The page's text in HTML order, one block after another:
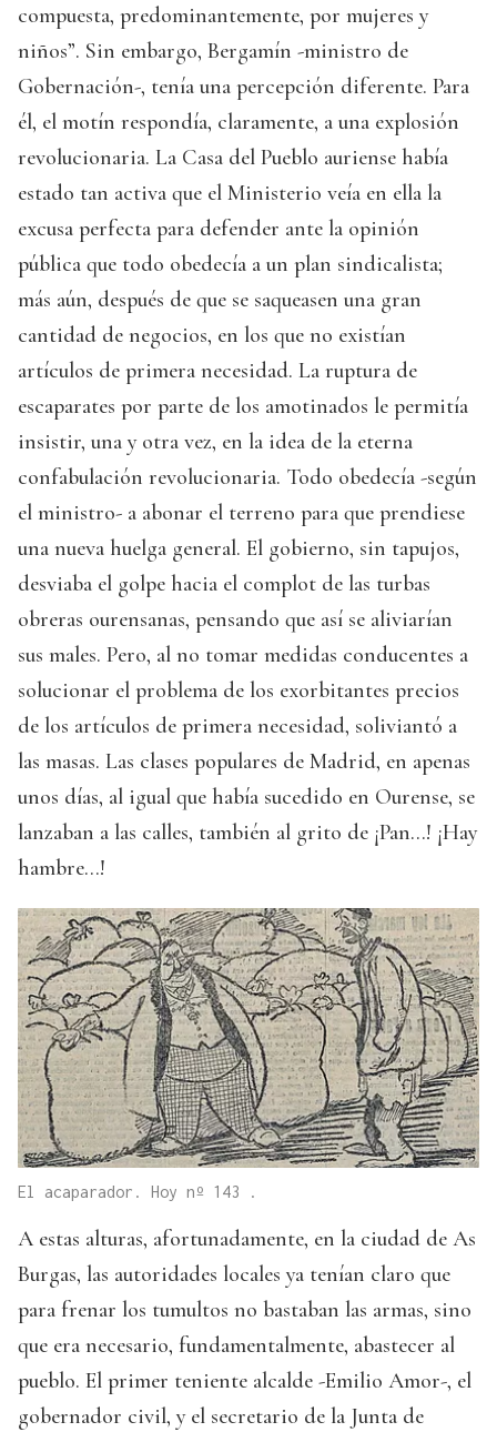
compuesta, predominantemente, por mujeres y
niños”. Sin embargo, Bergamín -ministro de
Gobernación-, tenía una percepción diferente. Para
él, el motín respondía, claramente, a una explosión
revolucionaria. La Casa del Pueblo auriense había
estado tan activa que el Ministerio veía en ella la
excusa perfecta para defender ante la opinión
pública que todo obedecía a un plan sindicalista;
más aún, después de que se saqueasen una gran
cantidad de negocios, en los que no existían
artículos de primera necesidad. La ruptura de
escaparates por parte de los amotinados le permitía
insistir, una y otra vez, en la idea de la eterna
confabulación revolucionaria. Todo obedecía -según
el ministro- a abonar el terreno para que prendiese
una nueva huelga general. El gobierno, sin tapujos,
desviaba el golpe hacia el complot de las turbas
obreras ourensanas, pensando que así se aliviarían
sus males. Pero, al no tomar medidas conducentes a
solucionar el problema de los exorbitantes precios
de los artículos de primera necesidad, soliviantó a
las masas. Las clases populares de Madrid, en apenas
unos días, al igual que había sucedido en Ourense, se
lanzaban a las calles, también al grito de ¡Pan…! ¡Hay
hambre…!
El acaparador. Hoy nº 143 .
A estas alturas, afortunadamente, en la ciudad de As
Burgas, las autoridades locales ya tenían claro que
para frenar los tumultos no bastaban las armas, sino
que era necesario, fundamentalmente, abastecer al
pueblo. El primer teniente alcalde -Emilio Amor-, el
gobernador civil, y el secretario de la Junta de